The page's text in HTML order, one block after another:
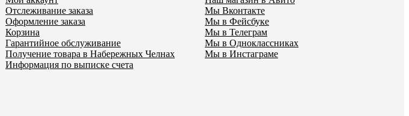
Отслеживание заказа
Оформление заказа
Корзина
Гарантийное обслуживание
Получение товара в Набережных Челнах
Информация по выписке счета
Мы Вконтакте
Мы в Фейсбуке
Мы в Телеграм
Мы в Одноклассниках
Мы в Инстаграме